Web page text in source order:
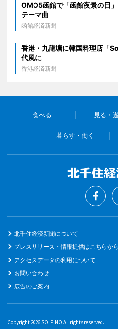
OMO5函館で「函館夜景の日
テーマ曲
函館経済新聞
香港・九龍塘に韓国料理店「
代風に
香港経済新聞
食べる 見る・
暮らす・働く
北千住経済新聞について
プレスリリース・情報提供はこちらから
アクセスデータの利用について
お問い合わせ
広告のご案内
Copyright 2026 SOLPINO All rights reserved.